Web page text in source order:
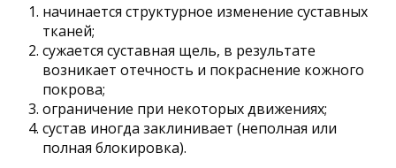
начинается структурное изменение суставных
тканей;
сужается суставная щель, в результате
возникает отечность и покраснение кожного
покрова;
ограничение при некоторых движениях;
сустав иногда заклинивает (неполная или
полная блокировка).